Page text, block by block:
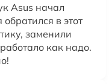
Asus начал
в этот
заменили
как надо.